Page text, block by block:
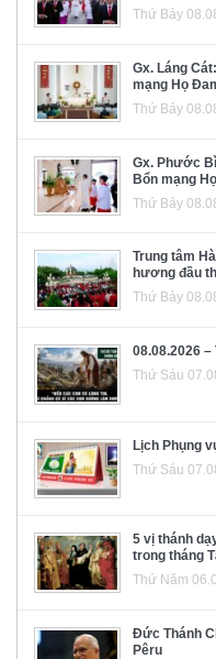
Thứ Bảy
Gx. Láng
mạng Họ
Thứ Bảy
Gx. Phước
Bổn mạng
Thứ Bảy
Trung tâm
hương đầu
Thứ Bảy
08.08.2026
Thứ Sáu
Lịch Phụng
Thứ Sáu
5 vị thánh
trong tháng
Thứ Năm
Đức Thánh
Pêru